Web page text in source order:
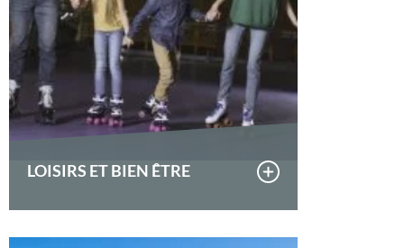
LOISIRS ET BIEN ÊTRE